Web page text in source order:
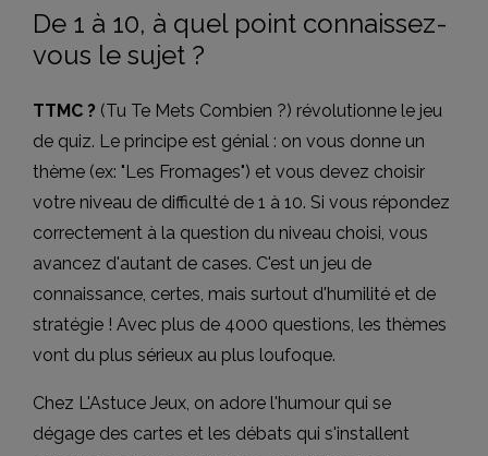
De 1 à 10, à quel point connaissez-
vous le sujet ?
TTMC ? (Tu Te Mets Combien ?) révolutionne le jeu
de quiz. Le principe est génial : on vous donne un
thème (ex: "Les Fromages") et vous devez choisir
votre niveau de difficulté de 1 à 10. Si vous répondez
correctement à la question du niveau choisi, vous
avancez d'autant de cases. C'est un jeu de
connaissance, certes, mais surtout d'humilité et de
stratégie ! Avec plus de 4000 questions, les thèmes
vont du plus sérieux au plus loufoque.
Chez L'Astuce Jeux, on adore l'humour qui se
dégage des cartes et les débats qui s'installent